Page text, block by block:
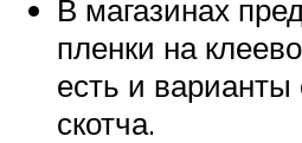
В магазинах
пленки на
есть и
скотча.